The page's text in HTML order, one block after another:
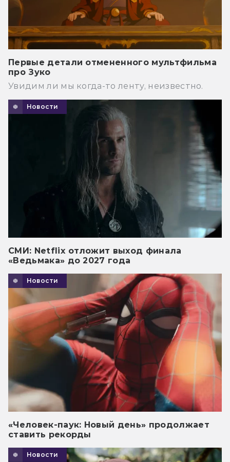
Первые детали отмененного мультфильма
про Зуко
Увидим ли мы когда-то ленту, неизвестно.
Новости
СМИ: Netflix отложит выход финала
«Ведьмака» до 2027 года
Новости
«Человек-паук: Новый день» продолжает
ставить рекорды
Новости